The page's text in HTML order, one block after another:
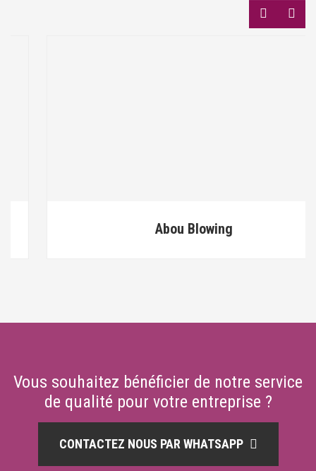
Abou Blowing
Vous souhaitez bénéficier de notre service
de qualité pour votre entreprise ?
CONTACTEZ NOUS PAR WHATSAPP